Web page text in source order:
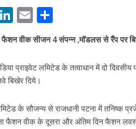
बोलबम गीत तोहरे के मांगिला जानु हुआ रिलीज, दर्शकों का मिल
e
Li
n
k
e
dI
E
m
ai
l
h
ar
e
फैशन वीक सीजन 4 संपन्न ,मॉडलस से रैंप पर
प्राइवेट लमिटेड के तत्वाधान में दो
बिखेर दिये।
के सौजन्य से राजधानी पटना में
फैशन वीक के दूसरा और अंतिम दिन फैशन